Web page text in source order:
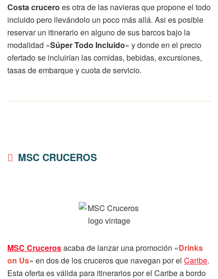
Costa crucero es otra de las navieras que propone el todo
incluido pero llevándolo un poco más allá. Asi es posible
reservar un itinerario en alguno de sus barcos bajo la
modalidad «Súper Todo Incluido» y donde en el precio
ofertado se incluirían las comidas, bebidas, excursiones,
tasas de embarque y cuota de servicio.
MSC CRUCEROS
MSC Crucerosacaba de lanzar una promoción «Drinks
on Us» en dos de los cruceros que navegan por el Caribe.
Esta oferta es válida para itinerarios por el Caribe a bordo